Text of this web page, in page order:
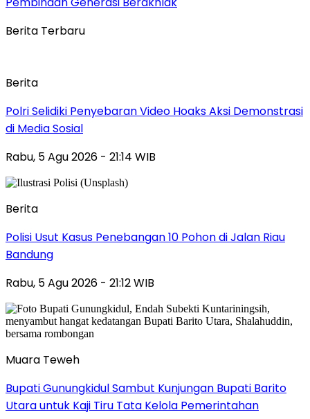
Berita Terbaru
Berita
Polri Selidiki Penyebaran Video Hoaks Aksi Demonstrasi
di Media Sosial
Rabu, 5 Agu 2026 - 21:14 WIB
Berita
Polisi Usut Kasus Penebangan 10 Pohon di Jalan Riau
Bandung
Rabu, 5 Agu 2026 - 21:12 WIB
Muara Teweh
Bupati Gunungkidul Sambut Kunjungan Bupati Barito
Utara untuk Kaji Tiru Tata Kelola Pemerintahan